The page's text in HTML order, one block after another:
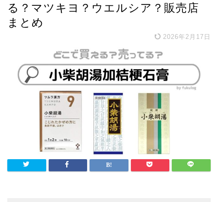
る？マツキヨ？ウエルシア？販売店
まとめ
2026年2月17日